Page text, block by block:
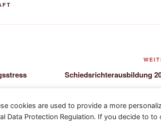
Schiedsrichterausbildung
cookies are used to provide a more
Data Protection Regulation. If you decide to